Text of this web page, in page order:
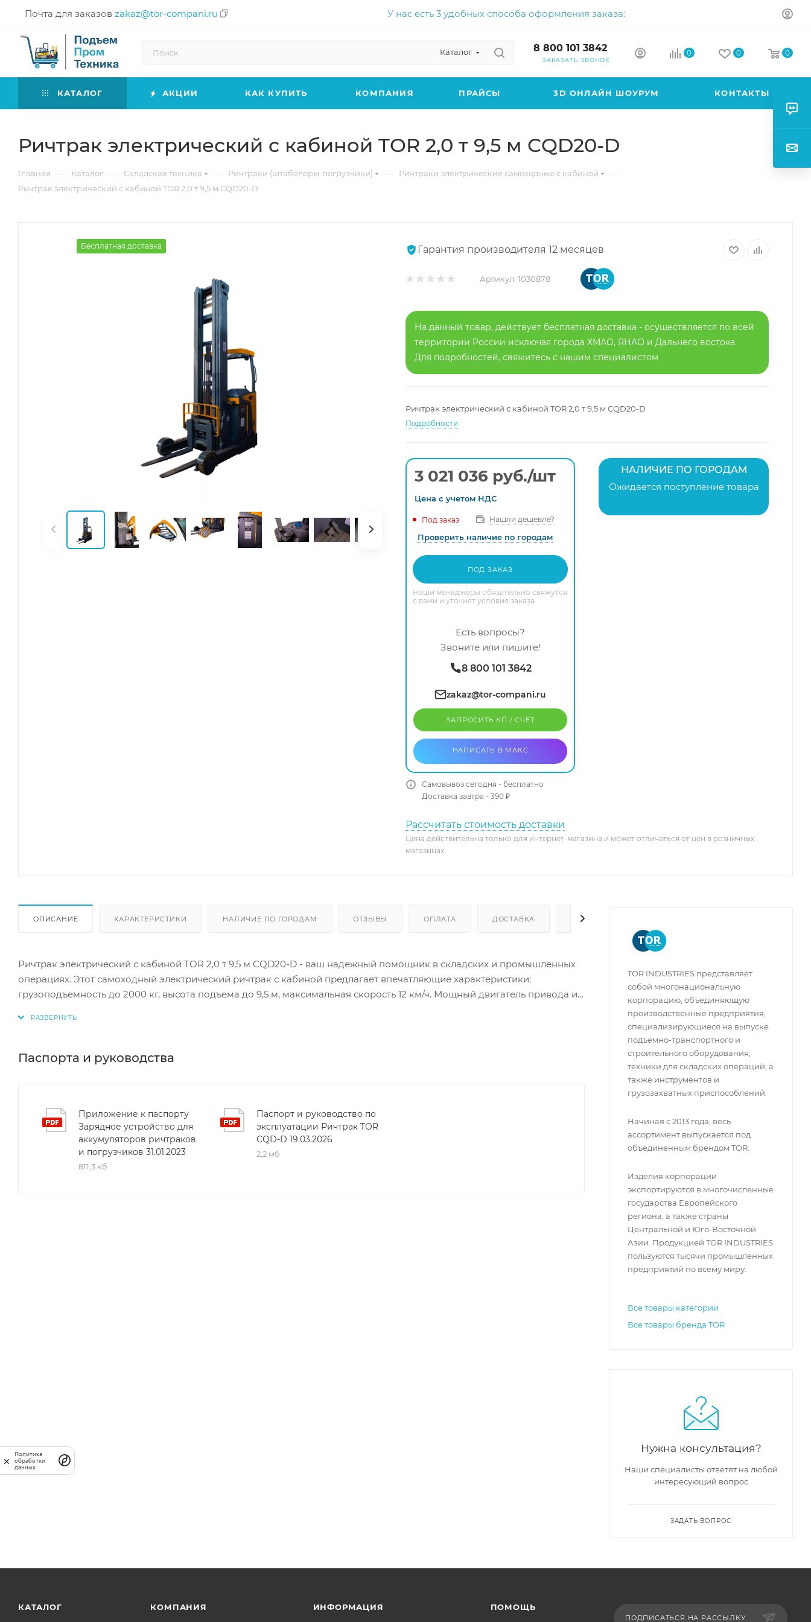
Почта для заказов zakaz@tor-compani.ru У нас есть 3 удобных способа оформления заказа:
Каталог 8 800 101 3842
ЗАКАЗАТЬ ЗВОНОК
0 0 0
КАТАЛОГ АКЦИИ КАК КУПИТЬ КОМПАНИЯ ПРАЙСЫ 3D ОНЛАЙН ШОУРУМ КОНТАКТЫ
Ричтрак электрический с кабиной TOR 2,0 т 9,5 м CQD20-D
Главная — Каталог — Складская техника — Ричтраки (штабелеры-погрузчики) — Ричтраки электрические самоходные с кабиной —
Ричтрак электрический с кабиной TOR 2,0 т 9,5 м CQD20-D
Бесплатная доставка Гарантия производителя 12 месяцев
Артикул: 1030878
На данный товар, действует бесплатная доставка - осуществляется по всей
территории России исключая города ХМАО, ЯНАО и Дальнего востока.
Для подробностей, свяжитесь с нашим специалистом
Ричтрак электрический с кабиной TOR 2,0 т 9,5 м CQD20-D
Подробности
3 021 036 руб./шт
Цена с учетом НДС
Под заказ Нашли дешевле?
Проверить наличие по городам
ПОД ЗАКАЗ
Наши менеджеры обязательно свяжутся
с вами и уточнят условия заказа
Есть вопросы?
Звоните или пишите!
8 800 101 3842
zakaz@tor-compani.ru
ЗАПРОСИТЬ КП / CЧЕТ
НАПИСАТЬ В МАКС
Самовывоз сегодня - бесплатно
Доставка завтра - 390 ₽
НАЛИЧИЕ ПО ГОРОДАМ
Ожидается поступление товара
Рассчитать стоимость доставки
Цена действительна только для интернет-магазина и может отличаться от цен в розничных
магазинах
ОПИСАНИЕ ХАРАКТЕРИСТИКИ НАЛИЧИЕ ПО ГОРОДАМ ОТЗЫВЫ ОПЛАТА ДОСТАВКА ГАРАНТИЯ И СЕРВИС
Ричтрак электрический с кабиной TOR 2,0 т 9,5 м CQD20-D - ваш надежный помощник в складских и промышленных
операциях. Этот самоходный электрический ричтрак с кабиной предлагает впечатляющие характеристики:
грузоподъемность до 2000 кг, высота подъема до 9,5 м, максимальная скорость 12 км/ч. Мощный двигатель привода и
складов, производств и логистических центров. Приобретите надежного помощника "Подъем пром техника" и
Паспорта и руководства
Приложение к паспорту
Зарядное устройство для
аккумуляторов ричтраков
и погрузчиков 31.01.2023
811,3 кб
Паспорт и руководство по
эксплуатации Ричтрак TOR
CQD-D 19.03.2026
2,2 мб
TOR INDUSTRIES представляет
собой многонациональную
корпорацию, объединяющую
производственные предприятия,
специализирующиеся на выпуске
подъемно-транспортного и
строительного оборудования,
техники для складских операций, а
также инструментов и
грузозахватных приспособлений.
Начиная с 2013 года, весь
ассортимент выпускается под
объединенным брендом TOR.
Изделия корпорации
экспортируются в многочисленные
государства Европейского
региона, а также страны
Центральной и Юго-Восточной
Азии. Продукцией TOR INDUSTRIES
пользуются тысячи промышленных
предприятий по всему миру.
Все товары категории
Все товары бренда TOR
Нужна консультация?
Наши специалисты ответят на любой
интересующий вопрос
ЗАДАТЬ ВОПРОС
КАТАЛОГ КОМПАНИЯ ИНФОРМАЦИЯ ПОМОЩЬ
ПОДПИСАТЬСЯ НА РАССЫЛКУ
Политика
обработки
данных